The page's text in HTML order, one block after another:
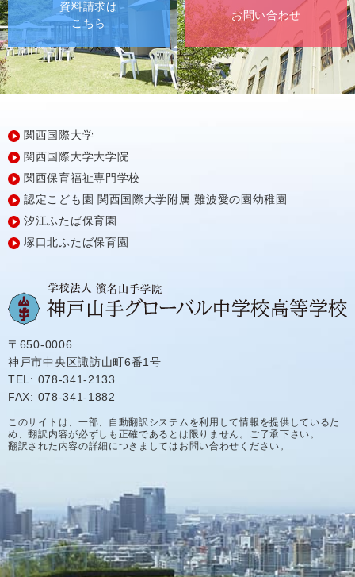
資料請求は
こちら
お問い合わせ
関西国際大学
関西国際大学大学院
関西保育福祉専門学校
認定こども園 関西国際大学附属 難波愛の園幼稚園
汐江ふたば保育園
塚口北ふたば保育園
〒650-0006
神戸市中央区諏訪山町6番1号
TEL: 078-341-2133
FAX: 078-341-1882
このサイトは、一部、自動翻訳システムを利用して情報を提供しているた
め、翻訳内容が必ずしも正確であるとは限りません。ご了承下さい。
翻訳された内容の詳細につきましてはお問い合わせください。